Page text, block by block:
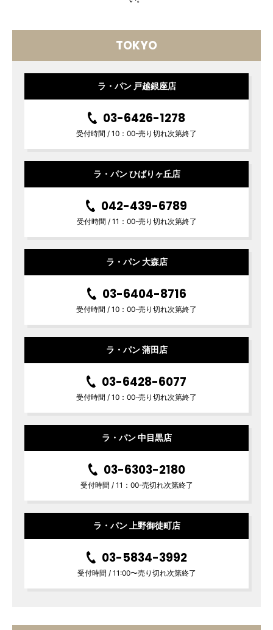
TOKYO
ラ・パン 戸越銀座店
03-6426-1278
受付時間 / 10：00-売り切れ次第終了
ラ・パン ひばりヶ丘店
042-439-6789
受付時間 / 11：00-売り切れ次第終了
ラ・パン 大森店
03-6404-8716
受付時間 / 10：00-売り切れ次第終了
ラ・パン 蒲田店
03-6428-6077
受付時間 / 10：00-売り切れ次第終了
ラ・パン 中目黒店
03-6303-2180
受付時間 / 11：00-売切れ次第終了
ラ・パン 上野御徒町店
03-5834-3992
受付時間 / 11:00〜売り切れ次第終了